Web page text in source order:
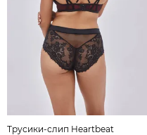
Трусики-слип Heartbeat